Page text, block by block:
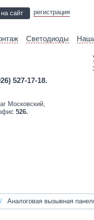
сайт регистрация
Светодиоды
527-17-18.
Московский,
526.
/ Аналоговая вызывная